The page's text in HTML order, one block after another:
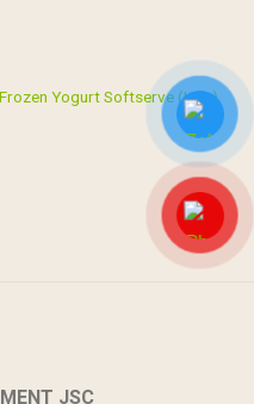
Frozen Yogurt Softserve (Italy)
JSC